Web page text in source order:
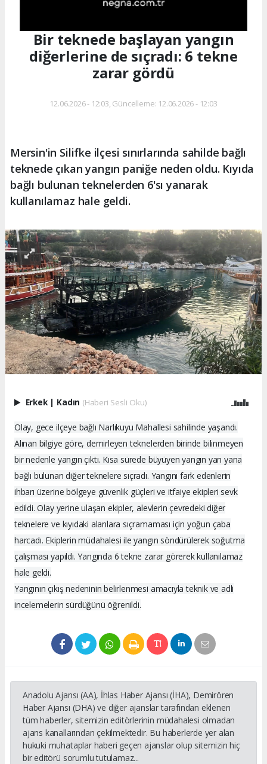
Bir teknede başlayan yangın
diğerlerine de sıçradı: 6 tekne
zarar gördü
12.06.2026 - 12:03, Güncelleme: 12.06.2026 - 12:03
Mersin'in Silifke ilçesi sınırlarında sahilde bağlı
teknede çıkan yangın paniğe neden oldu. Kıyıda
bağlı bulunan teknelerden 6'sı yanarak
kullanılamaz hale geldi.
Erkek | Kadın (Haberi Sesli Oku)
Olay, gece ilçeye bağlı Narlıkuyu Mahallesi sahilinde yaşandı.
Alınan bilgiye göre, demirleyen teknelerden birinde bilinmeyen
bir nedenle yangın çıktı. Kısa sürede büyüyen yangın yan yana
bağlı bulunan diğer teknelere sıçradı. Yangını fark edenlerin
ihbarı üzerine bölgeye güvenlik güçleri ve itfaiye ekipleri sevk
edildi. Olay yerine ulaşan ekipler, alevlerin çevredeki diğer
teknelere ve kıyıdaki alanlara sıçramaması için yoğun çaba
harcadı. Ekiplerin müdahalesi ile yangın söndürülerek soğutma
çalışması yapıldı. Yangında 6 tekne zarar görerek kullanılamaz
hale geldi.
Yangının çıkış nedeninin belirlenmesi amacıyla teknik ve adli
incelemelerin sürdüğünü öğrenildi.
Anadolu Ajansı (AA), İhlas Haber Ajansı (İHA), Demirören
Haber Ajansı (DHA) ve diğer ajanslar tarafından eklenen
tüm haberler, sitemizin editörlerinin müdahalesi olmadan
ajans kanallarından çekilmektedir. Bu haberlerde yer alan
hukuki muhataplar haberi geçen ajanslar olup sitemizin hiç
bir editörü sorumlu tutulamaz...